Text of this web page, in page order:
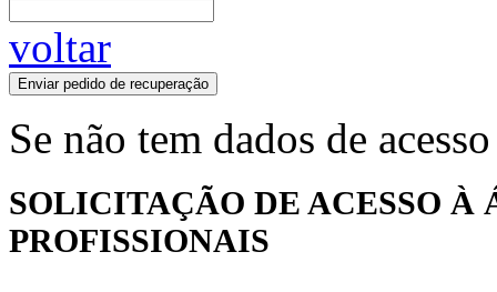
voltar
Enviar pedido de recuperação
Se não tem dados de
SOLICITAÇÃO DE ACESSO À
PROFISSIONAIS